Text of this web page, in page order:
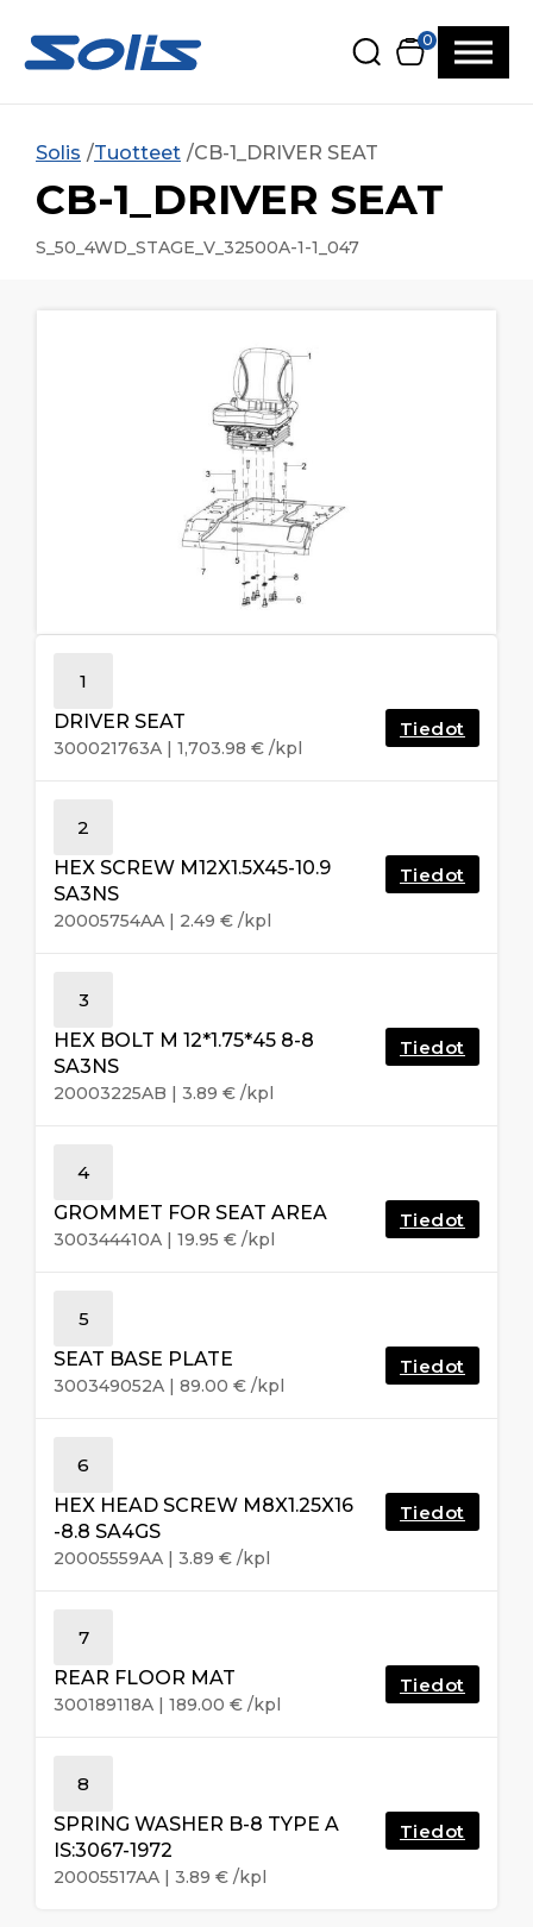
0
Solis Tuotteet CB-1_DRIVER SEAT
CB-1_DRIVER SEAT
S_50_4WD_STAGE_V_32500A-1-1_047
1
DRIVER SEAT
300021763A | 1,703.98 € /kpl
Tiedot
2
HEX SCREW M12X1.5X45-10.9
SA3NS
20005754AA | 2.49 € /kpl
Tiedot
3
HEX BOLT M 12*1.75*45 8-8
SA3NS
20003225AB | 3.89 € /kpl
Tiedot
4
GROMMET FOR SEAT AREA
300344410A | 19.95 € /kpl
Tiedot
5
SEAT BASE PLATE
300349052A | 89.00 € /kpl
Tiedot
6
HEX HEAD SCREW M8X1.25X16
-8.8 SA4GS
20005559AA | 3.89 € /kpl
Tiedot
7
REAR FLOOR MAT
300189118A | 189.00 € /kpl
Tiedot
8
SPRING WASHER B-8 TYPE A
IS:3067-1972
20005517AA | 3.89 € /kpl
Tiedot